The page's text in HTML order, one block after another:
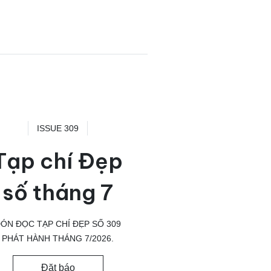
ISSUE 309
chí Đẹp
số tháng 7
ĐỌC TẠP CHÍ ĐẸP SỐ 309
PHÁT HÀNH THÁNG 7/2026.
Đặt báo